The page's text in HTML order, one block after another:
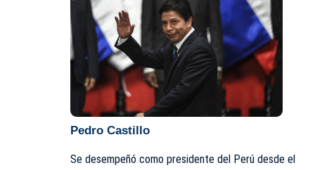
Pedro Castillo
Se desempeñó como presidente del Perú desde el